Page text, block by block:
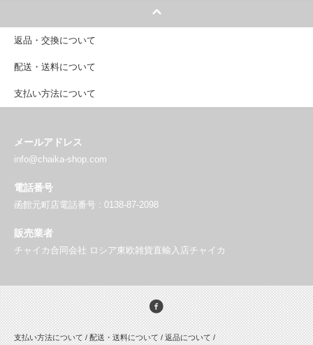
返品・交換について
配送・送料について
支払い方法について
メールアドレス
info@chaika-shop.com
電話番号
函館元町店電話番号 : 0138-87-2098
販売業者
チャイカ合同会社 ロシア東欧雑貨直輸入店チャイカ
支払い方法について/ 配送・送料について/ 返品について/